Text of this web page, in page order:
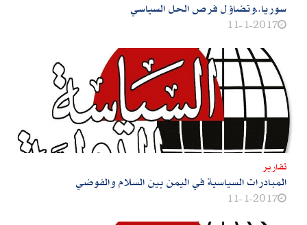
سوريا‮..‬وتضاؤل فرص الحل السياسي
11-1-2017
تقارير
المبادرات السياسية في اليمن بين السلام والفوضي
11-1-2017